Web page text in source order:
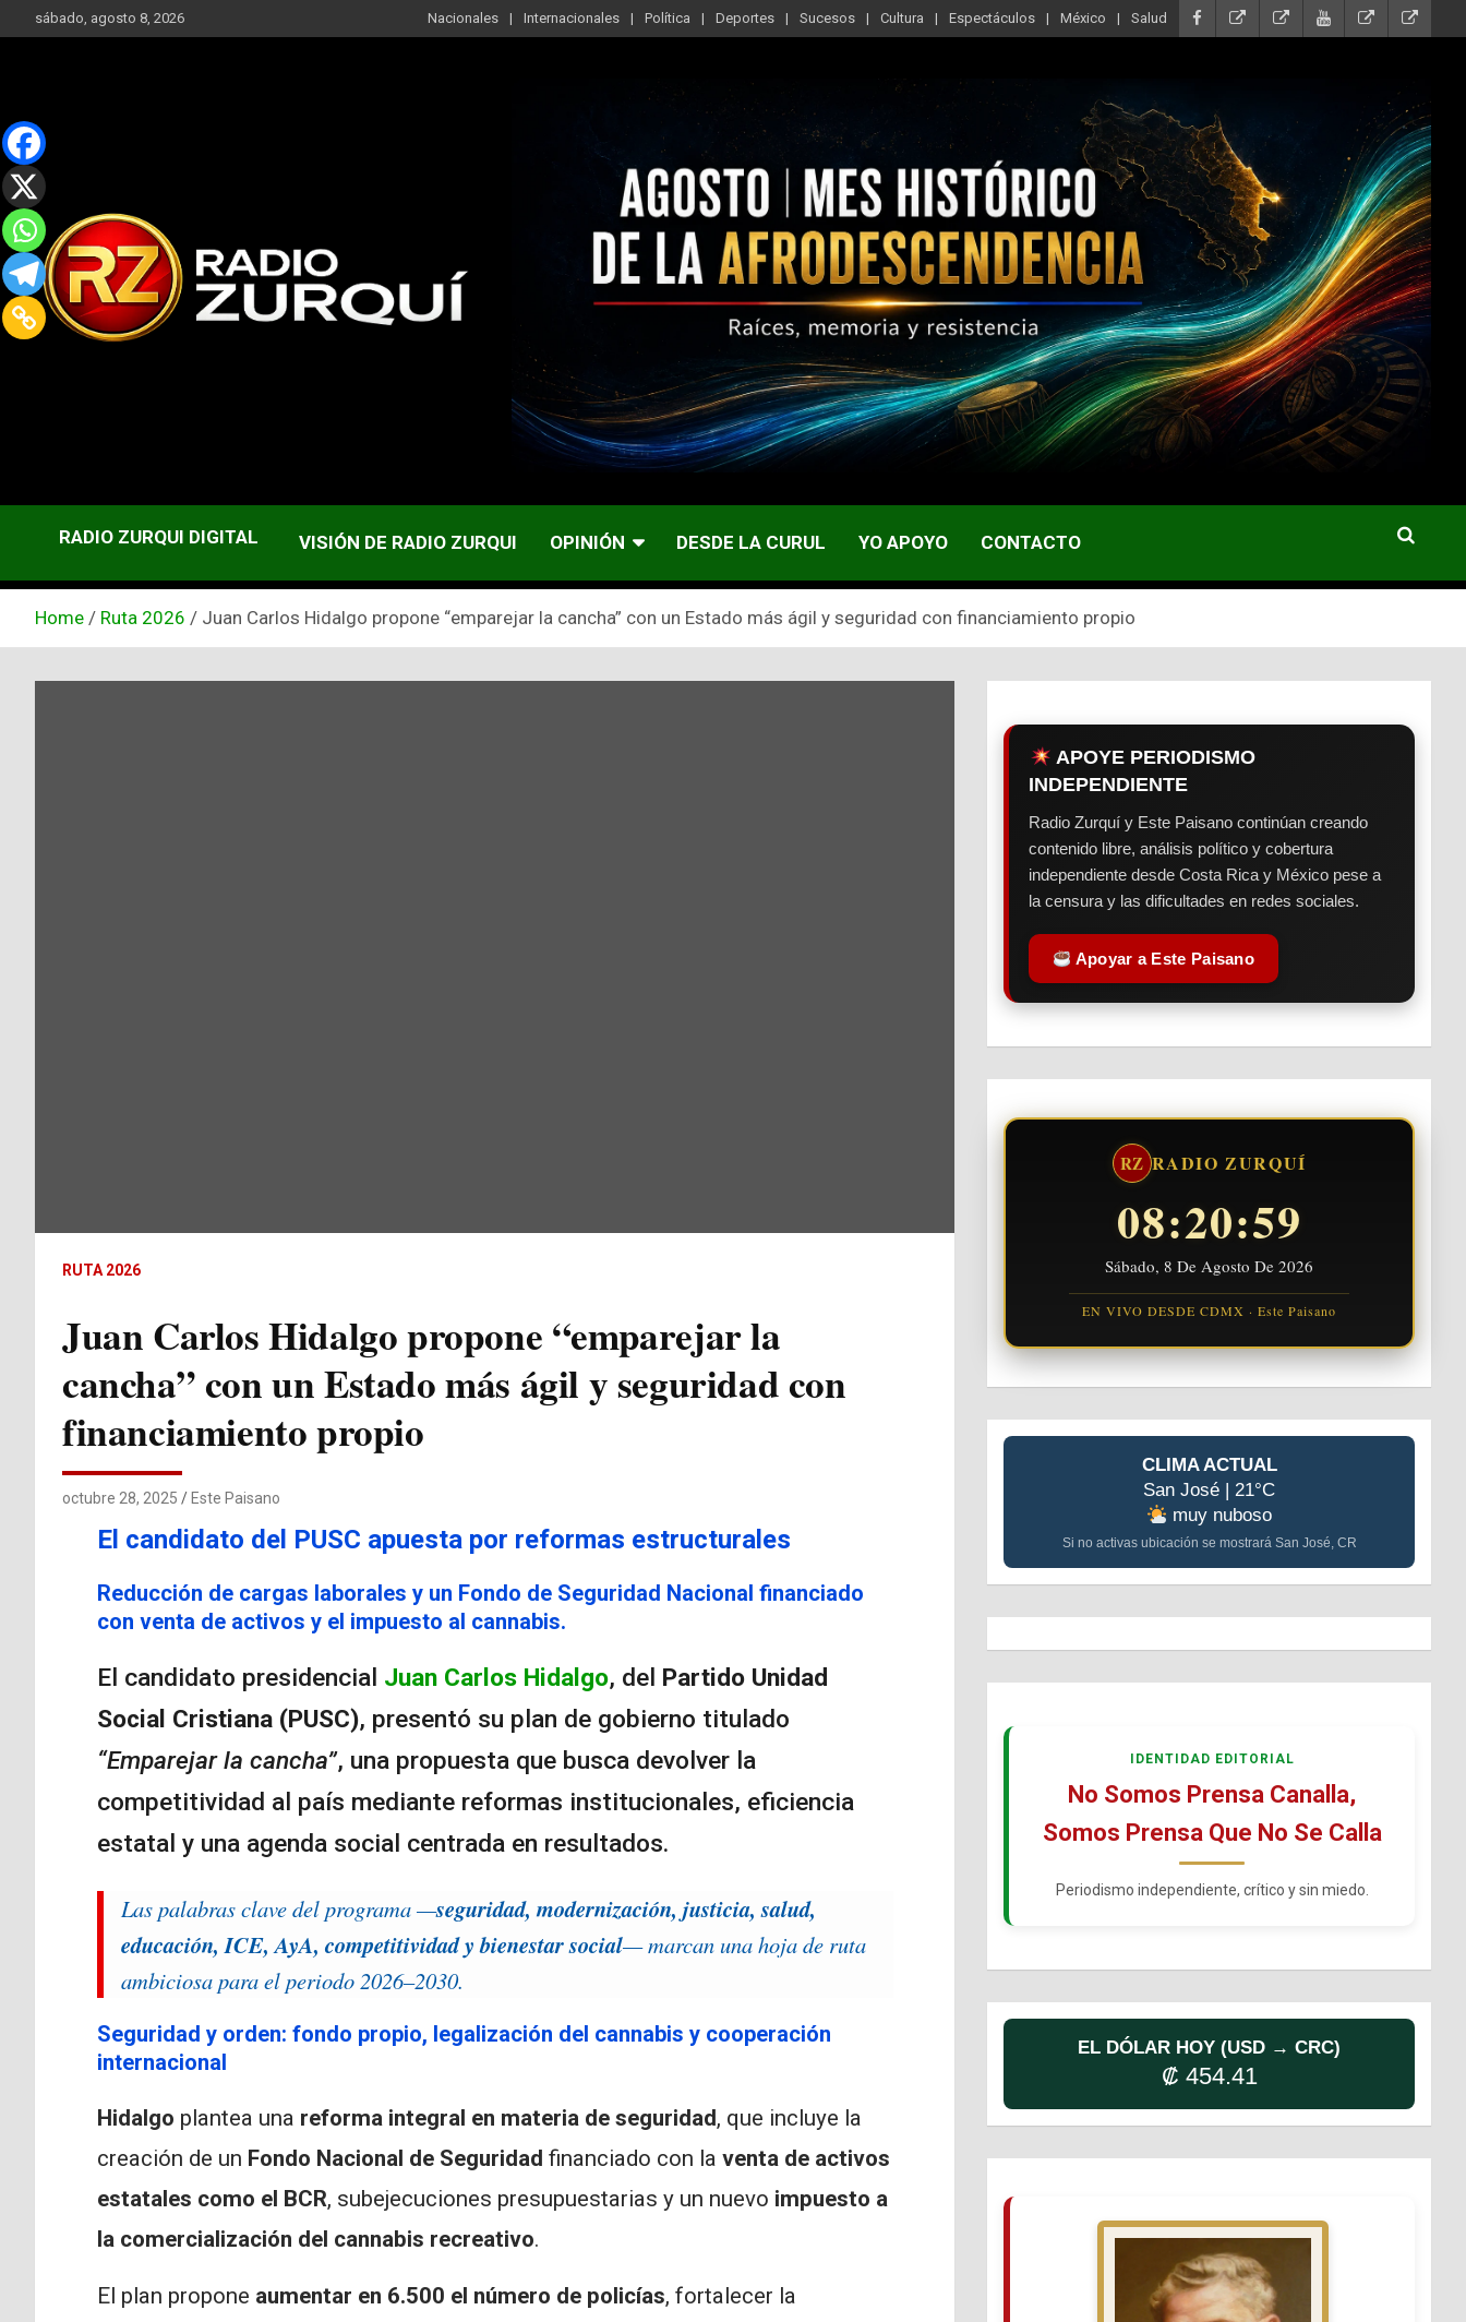
to
sábado, agosto 8, 2026 Nacionales Internacionales Política Deportes Sucesos Cultura Espectáculos México Salud
RADIO ZURQUI DIGITAL VISIÓN DE RADIO ZURQUI OPINIÓN DESDE LA CURUL YO APOYO CONTACTO
Home Ruta 2026 Juan Carlos Hidalgo propone “emparejar la cancha” con un Estado más ágil y seguridad con financiamiento propio
RUTA 2026
Juan Carlos Hidalgo propone “emparejar la
cancha” con un Estado más ágil y seguridad con
financiamiento propio
octubre 28, 2025 Este Paisano
El candidato del PUSC apuesta por reformas estructurales
Reducción de cargas laborales y un Fondo de Seguridad Nacional financiado
con venta de activos y el impuesto al cannabis.
El candidato presidencial Juan Carlos Hidalgo, del Partido Unidad
Social Cristiana (PUSC), presentó su plan de gobierno titulado
“Emparejar la cancha”, una propuesta que busca devolver la
competitividad al país mediante reformas institucionales, eficiencia
estatal y una agenda social centrada en resultados.
Las palabras clave del programa —seguridad, modernización, justicia, salud,
educación, ICE, AyA, competitividad y bienestar social— marcan una hoja de ruta
ambiciosa para el periodo 2026–2030.
Seguridad y orden: fondo propio, legalización del cannabis y cooperación
internacional
Hidalgo plantea una reforma integral en materia de seguridad, que incluye la
creación de un Fondo Nacional de Seguridad financiado con la venta de activos
estatales como el BCR, subejecuciones presupuestarias y un nuevo impuesto a
la comercialización del cannabis recreativo.
El plan propone aumentar en 6.500 el número de policías, fortalecer la
APOYE PERIODISMO
INDEPENDIENTE
Radio Zurquí y Este Paisano continúan creando
contenido libre, análisis político y cobertura
independiente desde Costa Rica y México pese a
la censura y las dificultades en redes sociales.
Apoyar a Este Paisano
RZ RADIO ZURQUÍ
08:21:00
Sábado, 8 De Agosto De 2026
EN VIVO DESDE CDMX · Este Paisano
CLIMA ACTUAL
San José | 21°C
muy nuboso
Si no activas ubicación se mostrará San José, CR
IDENTIDAD EDITORIAL
No Somos Prensa Canalla,
Somos Prensa Que No Se Calla
Periodismo independiente, crítico y sin miedo.
EL DÓLAR HOY (USD → CRC)
₡ 454.41